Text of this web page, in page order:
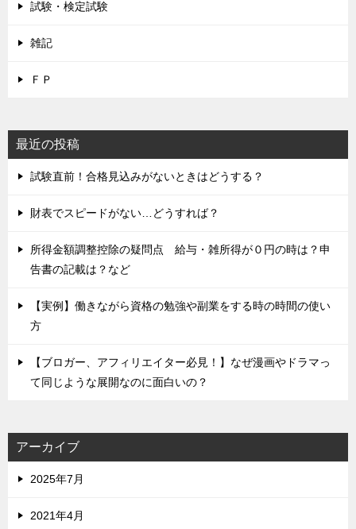
試験・検定試験
雑記
ＦＰ
最近の投稿
試験直前！合格見込みがないときはどうする？
財表でスピードがない…どうすれば？
所得金額調整控除の疑問点 給与・雑所得が０円の時は？申
告書の記載は？など
【実例】働きながら資格の勉強や副業をする時の時間の使い
方
【ブロガー、アフィリエイター必見！】なぜ漫画やドラマっ
て同じような展開なのに面白いの？
アーカイブ
2025年7月
2021年4月